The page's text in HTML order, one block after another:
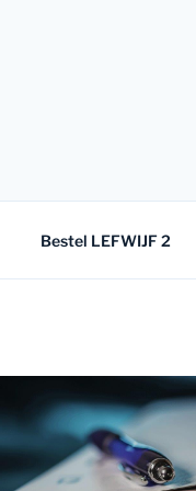
Bestel LEFWIJF 2